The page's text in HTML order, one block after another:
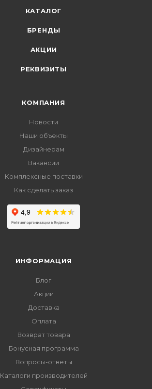
КАТАЛОГ
БРЕНДЫ
АКЦИИ
РЕКВИЗИТЫ
КОМПАНИЯ
Новости
Наши объекты
Дизайнерам
Вакансии
Комплексные поставки
Как сделать заказ
ИНФОРМАЦИЯ
Блог
Акции
Доставка
Оплата
Возврат товара
Бонусная программа
Вопросы-ответы
Каталоги производителей